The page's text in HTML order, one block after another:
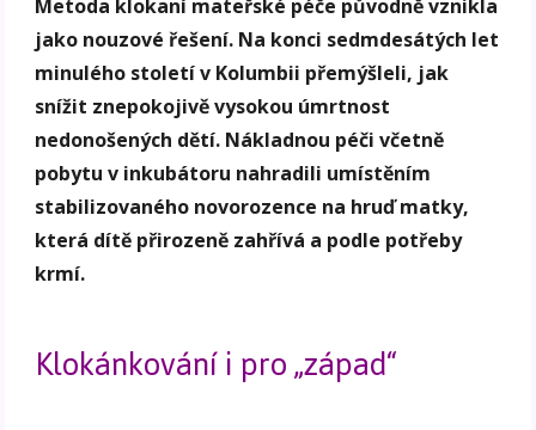
Metoda klokaní mateřské péče původně vznikla
jako nouzové řešení. Na konci sedmdesátých let
minulého století v Kolumbii přemýšleli, jak
snížit znepokojivě vysokou úmrtnost
nedonošených dětí. Nákladnou péči včetně
pobytu v inkubátoru nahradili umístěním
stabilizovaného novorozence na hruď matky,
která dítě přirozeně zahřívá a podle potřeby
krmí.
Klokánkování i pro „západ“